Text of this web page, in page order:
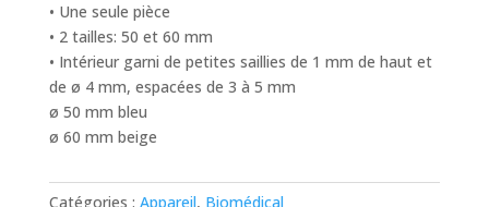
• Une seule pièce
• 2 tailles: 50 et 60 mm
• Intérieur garni de petites saillies de 1 mm de haut et
de ø 4 mm, espacées de 3 à 5 mm
ø 50 mm bleu
ø 60 mm beige
Catégories : Appareil, Biomédical